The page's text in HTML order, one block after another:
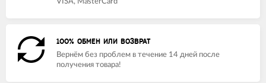
VISA, MasterCard
100% ОБМЕН ИЛИ ВОЗВРАТ
Вернём без проблем в течение 14 дней после
получения товара!